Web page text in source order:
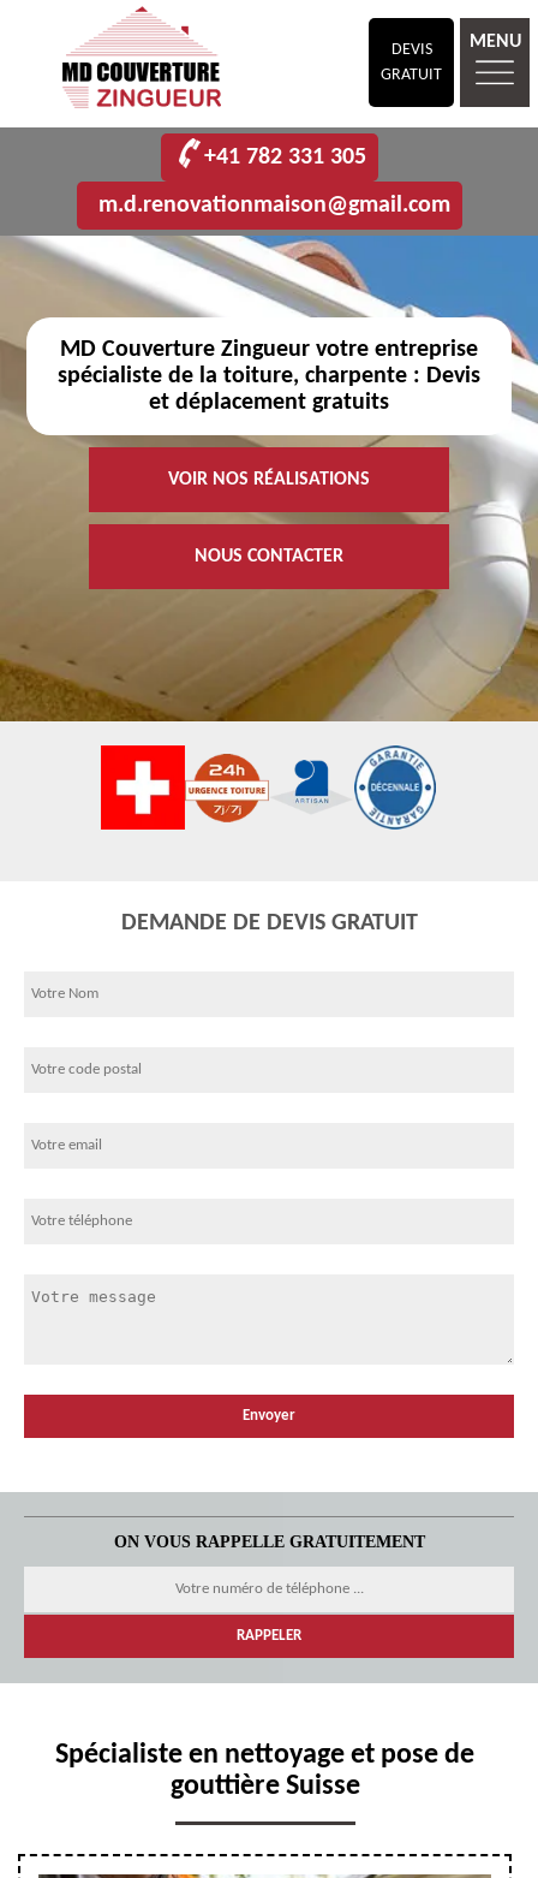
DEVIS
GRATUIT
MENU
+41 782 331 305
m.d.renovationmaison@gmail.com
MD Couverture Zingueur votre entreprise
spécialiste de la toiture, charpente : Devis
et déplacement gratuits
VOIR NOS RÉALISATIONS
NOUS CONTACTER
DEMANDE DE DEVIS GRATUIT
ON VOUS RAPPELLE GRATUITEMENT
Spécialiste en nettoyage et pose de
gouttière Suisse